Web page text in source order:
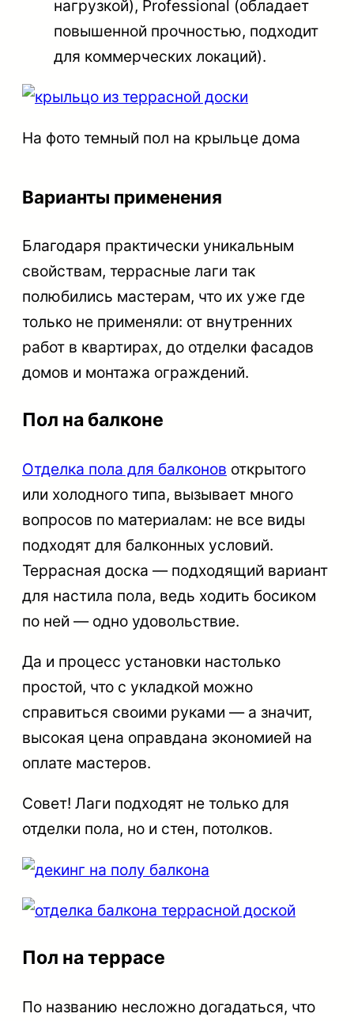
нагрузкой), Professional (обладает
повышенной прочностью, подходит
для коммерческих локаций).
На фото темный пол на крыльце дома
Варианты применения
Благодаря практически уникальным
свойствам, террасные лаги так
полюбились мастерам, что их уже где
только не применяли: от внутренних
работ в квартирах, до отделки фасадов
домов и монтажа ограждений.
Пол на балконе
Отделка пола для балконов открытого
или холодного типа, вызывает много
вопросов по материалам: не все виды
подходят для балконных условий.
Террасная доска — подходящий вариант
для настила пола, ведь ходить босиком
по ней — одно удовольствие.
Да и процесс установки настолько
простой, что с укладкой можно
справиться своими руками — а значит,
высокая цена оправдана экономией на
оплате мастеров.
Совет! Лаги подходят не только для
отделки пола, но и стен, потолков.
Пол на террасе
По названию несложно догадаться, что